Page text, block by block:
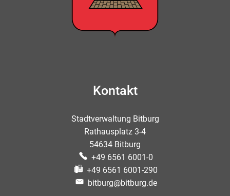
Kontakt
Stadtverwaltung Bitburg
Rathausplatz 3-4
54634 Bitburg
+49 6561 6001-0
+49 6561 6001-290
bitburg@bitburg.de